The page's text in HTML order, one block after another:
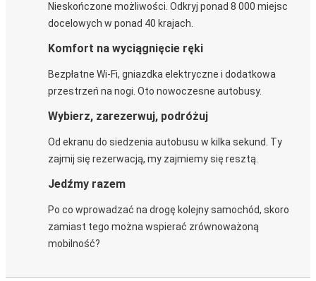
Nieskończone możliwości. Odkryj ponad 8 000 miejsc
docelowych w ponad 40 krajach.
Komfort na wyciągnięcie ręki
Bezpłatne Wi-Fi, gniazdka elektryczne i dodatkowa
przestrzeń na nogi. Oto nowoczesne autobusy.
Wybierz, zarezerwuj, podróżuj
Od ekranu do siedzenia autobusu w kilka sekund. Ty
zajmij się rezerwacją, my zajmiemy się resztą.
Jedźmy razem
Po co wprowadzać na drogę kolejny samochód, skoro
zamiast tego można wspierać zrównoważoną
mobilność?